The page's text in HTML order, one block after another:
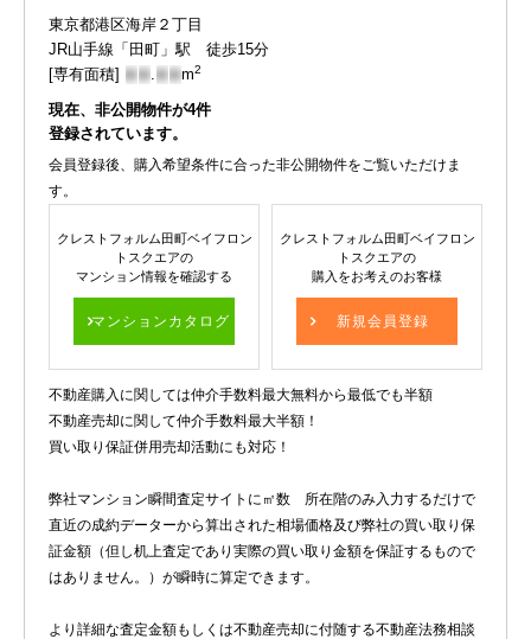
東京都港区海岸２丁目
JR山手線「田町」駅 徒歩15分
[専有面積] - - .- - m2
現在、非公開物件が4件
登録されています。
会員登録後、購入希望条件に合った非公開物件をご覧いただけま
す。
クレストフォルム田町ベイフロン
トスクエアの
マンション情報を確認する
マンションカタログ
クレストフォルム田町ベイフロン
トスクエアの
購入をお考えのお客様
新規会員登録
不動産購入に関しては仲介手数料最大無料から最低でも半額
不動産売却に関して仲介手数料最大半額！
買い取り保証併用売却活動にも対応！
弊社マンション瞬間査定サイトに㎡数 所在階のみ入力するだけで
直近の成約データーから算出された相場価格及び弊社の買い取り保
証金額（但し机上査定であり実際の買い取り金額を保証するもので
はありません。）が瞬時に算定できます。
より詳細な査定金額もしくは不動産売却に付随する不動産法務相談